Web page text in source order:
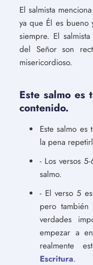
El salmista
ya que Él es bueno
siempre. El
del Señor son
misericordioso.
Este salmo es
contenido.
Este salmo
la pena
- Los versos
salmo.
- El verso 5
pero
verdades
empezar a
realmente
Escritura.